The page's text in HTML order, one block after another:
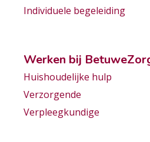
Individuele begeleiding
Werken bij
Huishoudelijke hulp
Verzorgende
Verpleegkundige